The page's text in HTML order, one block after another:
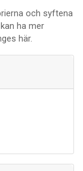
och syftena
ha mer
här.